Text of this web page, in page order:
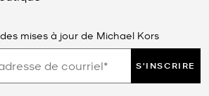
mises à jour de Michael Kors
S'INSCRIRE